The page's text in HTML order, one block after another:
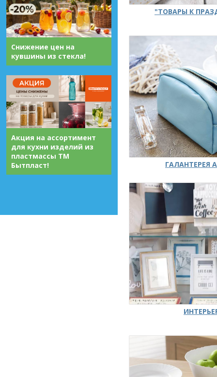
Снижение цен на
кувшины из стекла!
Акция на ассортимент
для кухни изделий из
пластмассы ТМ
Бытпласт!
"ТОВАРЫ К
ГАЛАНТЕРЕЯ